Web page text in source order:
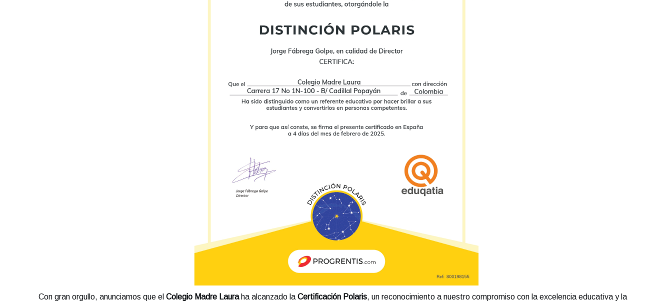
Con gran orgullo, anunciamos que el Colegio Madre Lauraha alcanzado la Certificación Polaris, un reconocimiento a nuestro compromiso con la excelencia educativa y la